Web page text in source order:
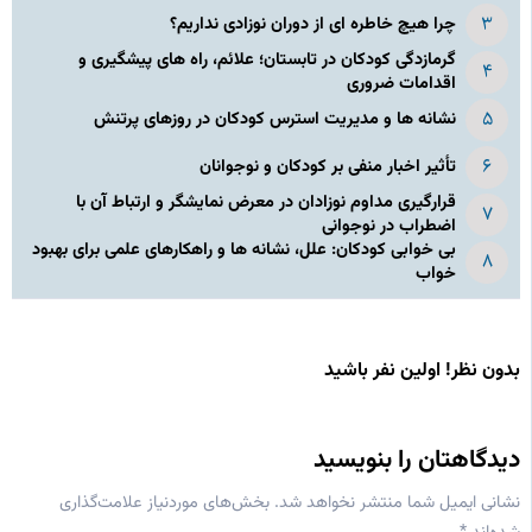
چرا هیچ خاطره ای از دوران نوزادی نداریم؟
گرمازدگی کودکان در تابستان؛ علائم، راه های پیشگیری و
اقدامات ضروری
نشانه‌ ها و مدیریت استرس کودکان در روزهای پرتنش
تأثیر اخبار منفی بر کودکان و نوجوانان
قرارگیری مداوم نوزادان در معرض نمایشگر و ارتباط آن با
اضطراب در نوجوانی
بی‌ خوابی کودکان: علل، نشانه‌ ها و راهکارهای علمی برای بهبود
خواب
بدون نظر! اولین نفر باشید
دیدگاهتان را بنویسید
نشانی ایمیل شما منتشر نخواهد شد. بخش‌های موردنیاز علامت‌گذاری